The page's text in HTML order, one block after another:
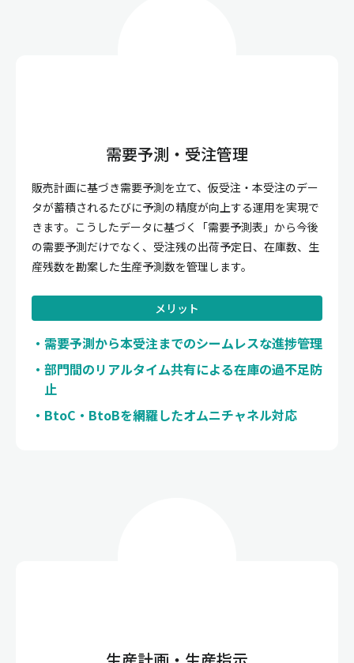
需要予測・受注管理
販売計画に基づき需要予測を立て、仮受注・本受注のデー
タが蓄積されるたびに予測の精度が向上する運用を実現で
きます。こうしたデータに基づく「需要予測表」から今後
の需要予測だけでなく、受注残の出荷予定日、在庫数、生
産残数を勘案した生産予測数を管理します。
メリット
需要予測から本受注までのシームレスな進捗管理
部門間のリアルタイム共有による在庫の過不足防
止
BtoC・BtoBを網羅したオムニチャネル対応